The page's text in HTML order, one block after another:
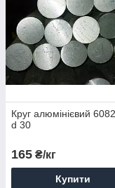
Круг алюмінієвий
d 30
165 ₴/кг
Купити